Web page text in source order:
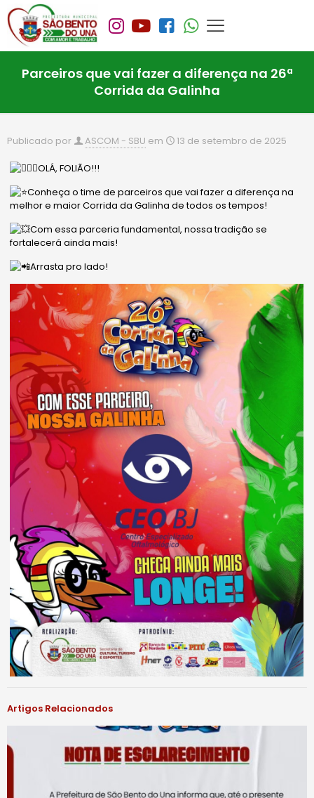
Parceiros que vai fazer a diferença na 26ª
Corrida da Galinha
Publicado por ASCOM - SBU em 13 de setembro de 2025
OLÁ, FOLIÃO!!!
Conheça o time de parceiros que vai fazer a diferença na
melhor e maior Corrida da Galinha de todos os tempos!
Com essa parceria fundamental, nossa tradição se
fortalecerá ainda mais!
Arrasta pro lado!
Artigos Relacionados